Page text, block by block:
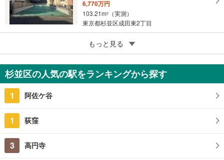
6,770万円
103.21m2
（実測）
東京都杉並区成田東2丁目
成約でもらえる
杉並区浜田山1丁目
1億5,500万円
183.59m2（実測）
もっと見る
杉並区の人気の駅をランキングから探す
1 阿佐ケ谷
1 荻窪
3 高円寺